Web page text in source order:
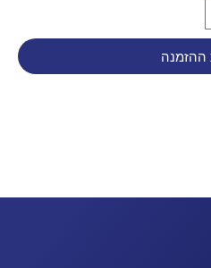
ההזמנה